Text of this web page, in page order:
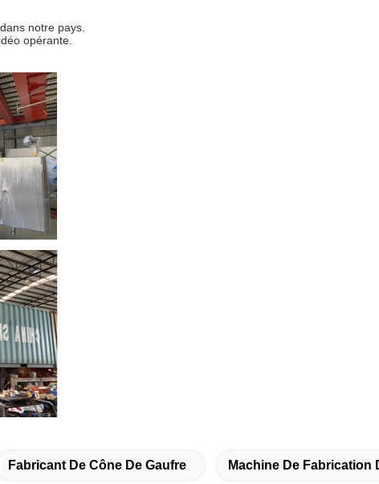
notre pays.
opérante.
Fabricant De Cône De Gaufre Machine De Fabrication